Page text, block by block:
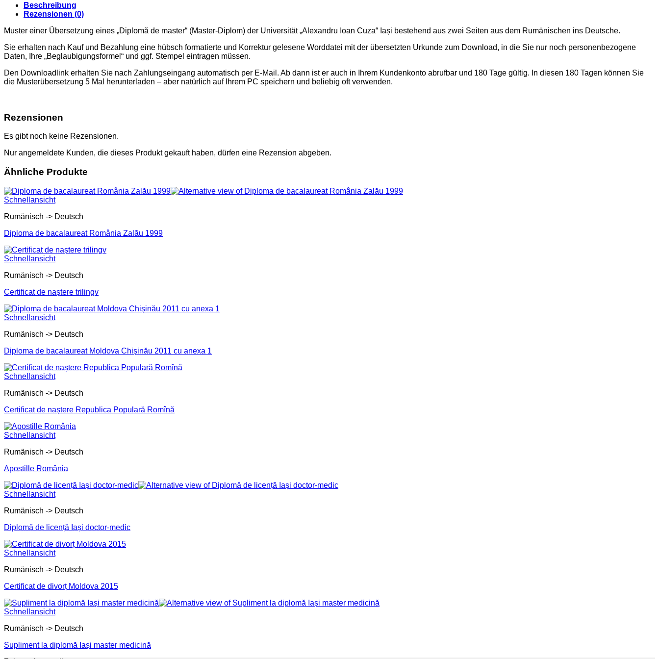
finanțe
Menge
Beschreibung
Rezensionen (0)
Muster einer Übersetzung eines „Diplomă de master“ (Master-Diplom) der Universität „Alexandru Ioan Cuza“ Iași bestehend aus zwei Seiten aus dem Rumänischen ins Deutsche.
Sie erhalten nach Kauf und Bezahlung eine hübsch formatierte und Korrektur gelesene Worddatei mit der übersetzten Urkunde zum Download, in die Sie nur noch personenbezogene
Daten, Ihre „Beglaubigungsformel“ und ggf. Stempel eintragen müssen.
Den Downloadlink erhalten Sie nach Zahlungseingang automatisch per E-Mail. Ab dann ist er auch in Ihrem Kundenkonto abrufbar und 180 Tage gültig. In diesen 180 Tagen können Sie
die Musterübersetzung 5 Mal herunterladen – aber natürlich auf Ihrem PC speichern und beliebig oft verwenden.
Rezensionen
Es gibt noch keine Rezensionen.
Nur angemeldete Kunden, die dieses Produkt gekauft haben, dürfen eine Rezension abgeben.
Ähnliche Produkte
Schnellansicht
Rumänisch -> Deutsch
Diploma de bacalaureat România Zalău 1999
Schnellansicht
Rumänisch -> Deutsch
Certificat de naștere trilingv
Schnellansicht
Rumänisch -> Deutsch
Diploma de bacalaureat Moldova Chișinău 2011 cu anexa 1
Schnellansicht
Rumänisch -> Deutsch
Certificat de naștere Republica Populară Romînă
Schnellansicht
Rumänisch -> Deutsch
Apostille România
Schnellansicht
Rumänisch -> Deutsch
Diplomă de licență Iași doctor-medic
Schnellansicht
Rumänisch -> Deutsch
Certificat de divorț Moldova 2015
Schnellansicht
Rumänisch -> Deutsch
Supliment la diplomă Iași master medicină